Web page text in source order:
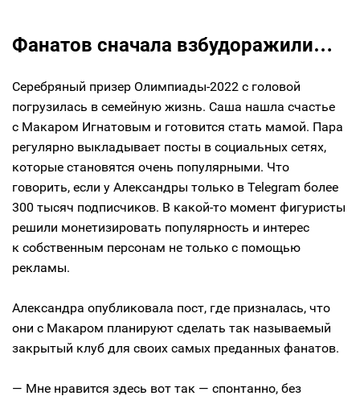
Фанатов сначала взбудоражили…
Серебряный призер Олимпиады-2022 с головой
погрузилась в семейную жизнь. Саша нашла счастье
с Макаром Игнатовым и готовится стать мамой. Пара
регулярно выкладывает посты в социальных сетях,
которые становятся очень популярными. Что
говорить, если у Александры только в Telegram более
300 тысяч подписчиков. В какой-то момент фигуристы
решили монетизировать популярность и интерес
к собственным персонам не только с помощью
рекламы.
Александра опубликовала пост, где призналась, что
они с Макаром планируют сделать так называемый
закрытый клуб для своих самых преданных фанатов.
— Мне нравится здесь вот так — спонтанно, без